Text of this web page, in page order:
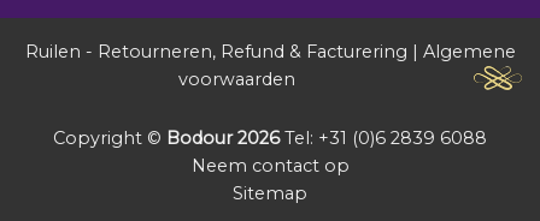
Ruilen - Retourneren, Refund & Facturering | Algemene
voorwaarden
Copyright © Bodour 2026Tel: +31 (0)6 2839 6088
Neem contact op
Sitemap